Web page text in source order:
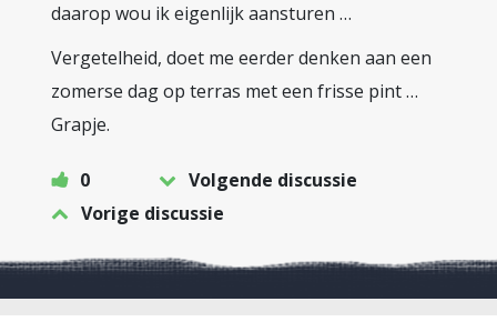
daarop wou ik eigenlijk aansturen …
Vergetelheid, doet me eerder denken aan een
zomerse dag op terras met een frisse pint …
Grapje.
0
Volgende discussie
Vorige discussie